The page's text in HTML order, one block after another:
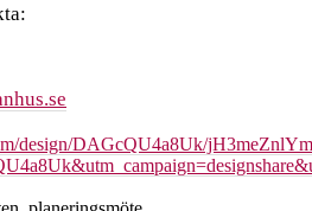
design/DAGcQU4a8Uk/